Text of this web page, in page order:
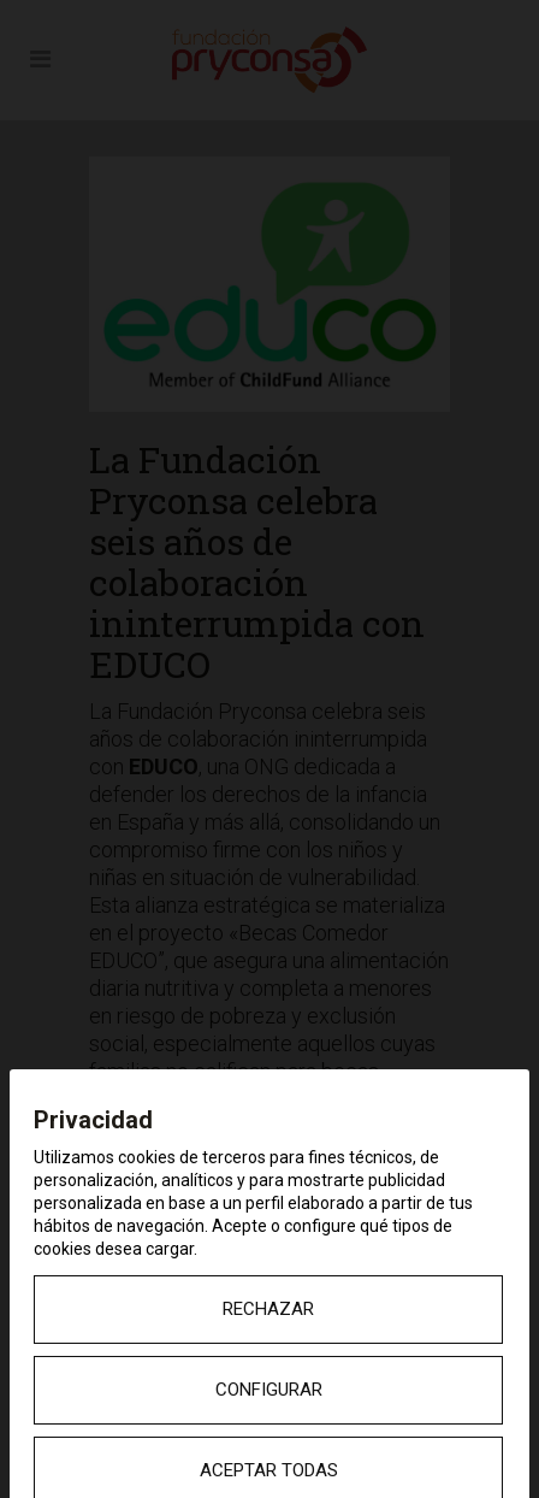
La Fundación
Pryconsa celebra
seis años de
colaboración
ininterrumpida con
EDUCO
La Fundación Pryconsa celebra seis
años de colaboración ininterrumpida
con EDUCO, una ONG dedicada a
defender los derechos de la infancia
en España y más allá, consolidando un
compromiso firme con los niños y
niñas en situación de vulnerabilidad.
Esta alianza estratégica se materializa
en el proyecto «Becas Comedor
EDUCO”, que asegura una alimentación
diaria nutritiva y completa a menores
en riesgo de pobreza y exclusión
social, especialmente aquellos cuyas
familias no califican para becas
El programa va más allá de cubrir
necesidades alimentarias básicas
durante el curso escolar y periodos
vacacionales; promueve la integración
escolar, hábitos saludables y el
entornos protectores. EDUCO
selecciona a los beneficiarios
servicios sociales, impactando
positivamente en su rendimiento
académico, salud y equidad educativa,
Privacidad
Utilizamos cookies de terceros para fines técnicos, de
personalización, analíticos y para mostrarte publicidad
personalizada en base a un perfil elaborado a partir de tus
hábitos de navegación. Acepte o configure qué tipos de
cookies desea cargar.
RECHAZAR
CONFIGURAR
ACEPTAR TODAS